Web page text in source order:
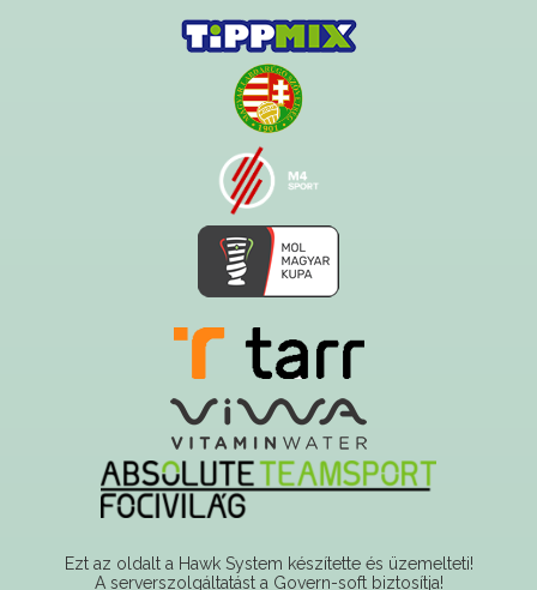
Ezt az oldalt a Hawk System készítette és üzemelteti!